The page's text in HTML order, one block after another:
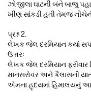
ઝોજીલા ઘાટની બંને બાજુ
ખીણ સાંકડી હતી તેમજ નીચેની
પ્રશ્ન 2.
લેખક જેલ દરમિયાન કયાં
ઉત્તરઃ
લેખક જેલ દરમિયાન ફરીવાર
માનસરોવર અને કૈલાસની
એમના હૃદયમાં હિમાલયનું